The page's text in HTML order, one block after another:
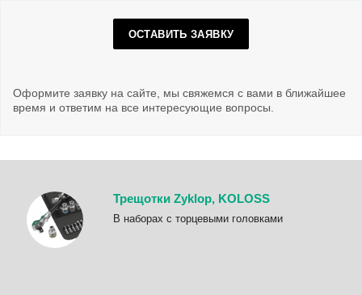
ОСТАВИТЬ ЗАЯВКУ
Оформите заявку на сайте, мы свяжемся с вами в ближайшее
время и ответим на все интересующие вопросы.
Трещотки Zyklop, KOLOSS
B наборах с торцевыми головками